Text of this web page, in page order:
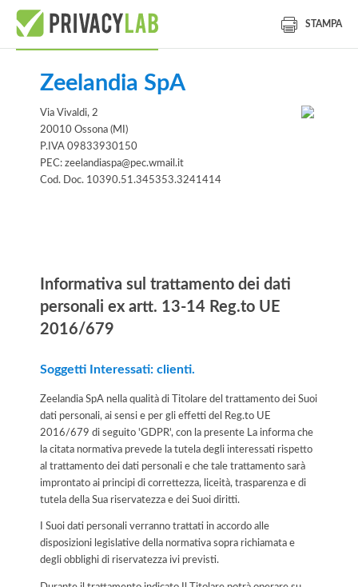
STAMPA
Zeelandia SpA
Via Vivaldi, 2
20010 Ossona (MI)
P.IVA 09833930150
PEC: zeelandiaspa@pec.wmail.it
Cod. Doc. 10390.51.345353.3241414
Informativa sul trattamento dei dati
personali ex artt. 13-14 Reg.to UE
2016/679
Soggetti Interessati: clienti.
Zeelandia SpA nella qualità di Titolare del trattamento dei Suoi
dati personali, ai sensi e per gli effetti del Reg.to UE
2016/679 di seguito 'GDPR', con la presente La informa che
la citata normativa prevede la tutela degli interessati rispetto
al trattamento dei dati personali e che tale trattamento sarà
improntato ai principi di correttezza, liceità, trasparenza e di
tutela della Sua riservatezza e dei Suoi diritti.
I Suoi dati personali verranno trattati in accordo alle
disposizioni legislative della normativa sopra richiamata e
degli obblighi di riservatezza ivi previsti.